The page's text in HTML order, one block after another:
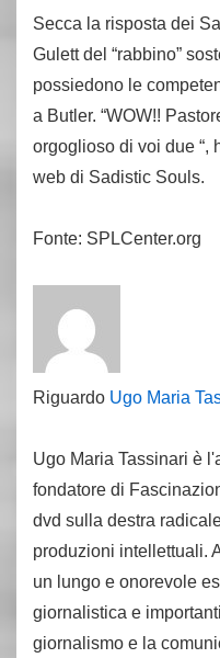
Secca la risposta dei
Gulett del “rabbino”
possiedono le
a Butler. “WOW!!
orgoglioso di voi due “,
web di Sadistic Souls.
Fonte: SPLCenter.org
Riguardo Ugo Maria
Ugo Maria Tassinari è
fondatore di
dvd sulla destra
produzioni intellettuali.
un lungo e onorevole
giornalistica e
giornalismo e la